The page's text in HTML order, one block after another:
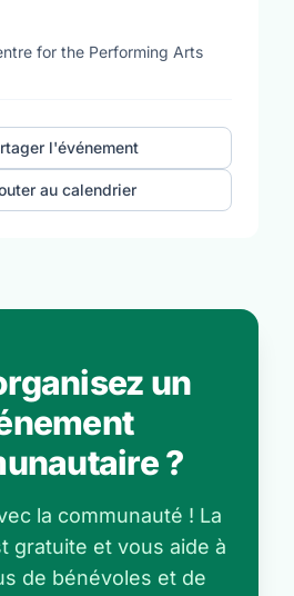
for the Performing Arts
l'événement
au calendrier
un
?
la communauté ! La
gratuite et vous aide à
de bénévoles et de